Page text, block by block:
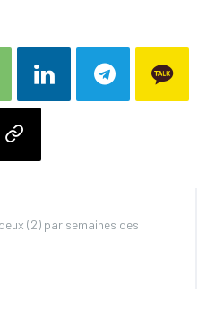
(2) par semaines des